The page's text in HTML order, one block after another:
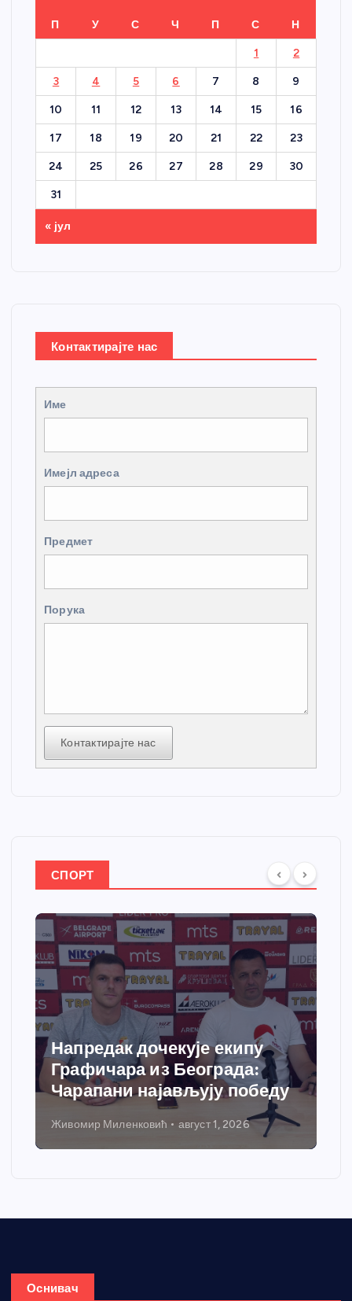
П У С Ч П С Н
1 2
3 4 5 6 7 8 9
10 11 12 13 14 15 16
17 18 19 20 21 22 23
24 25 26 27 28 29 30
31
« јул
Контактирајте нас
Име
Имејл адреса
Предмет
Порука
Контактирајте нас
СПОРТ
Напредак дочекује екипу
Графичара из Београда:
Чарапани најављују победу
Живомир Миленковић август 1, 2026
Оснивач